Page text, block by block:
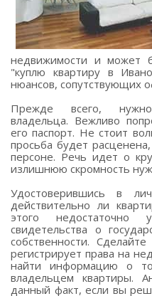
недвижимости и может
"куплю квартиру в
нюансов, сопутствующих
Прежде всего, нужно
владельца. Вежливо
его паспорт. Не стоит
просьба будет
персоне. Речь идет о
излишнюю скромность
Удостоверившись в
действительно ли
этого недостаточно
свидетельства о
собственности.
регистрирует права на
найти информацию о
владельцем квартиры.
данный факт, если вы